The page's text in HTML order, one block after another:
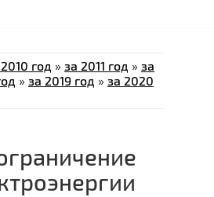
год » за 2011 год » за
» за 2019 год » за 2020